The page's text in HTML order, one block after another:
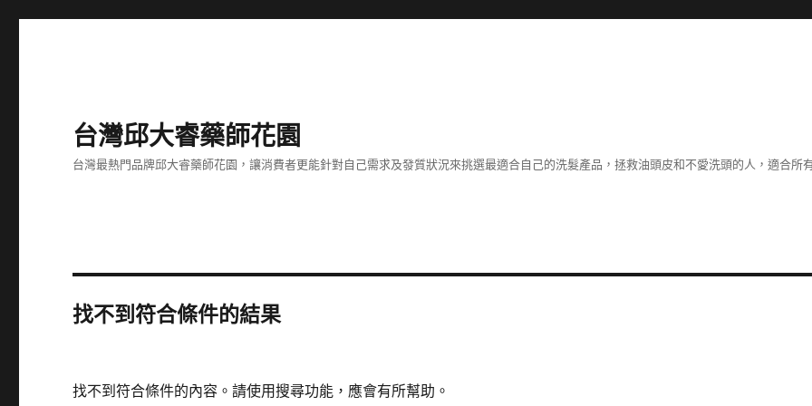
台灣邱大睿藥師花園
台灣最熱門品牌邱大睿藥師花園，讓消費者更能針對自己需求及發質狀況來挑選最適合自己的洗髮產品，拯救油頭皮和不愛洗頭的人，適合所
找不到符合條件的結果
找不到符合條件的內容。請使用搜尋功能，應會有所幫助。